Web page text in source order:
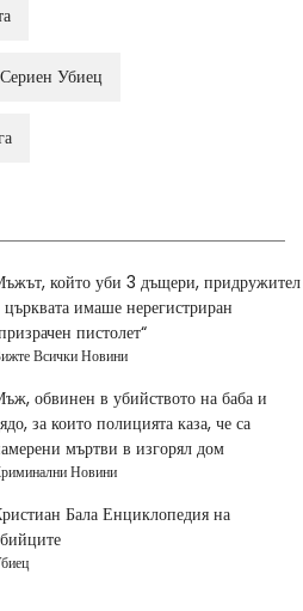
Убиец
който уби 3 дъщери, придружител
църквата имаше нерегистриран
пистолет“
Всички Новини
обвинен в убийството на баба и
за които полицията каза, че са
мъртви в изгорял дом
Новини
Бала Енциклопедия на